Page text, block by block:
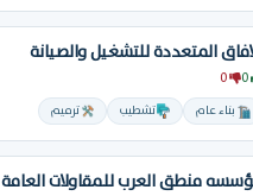
المتعددة للتشغيل والصيانة
بناء عام تشطيب ترميم
منطق العرب للمقاولات العامة